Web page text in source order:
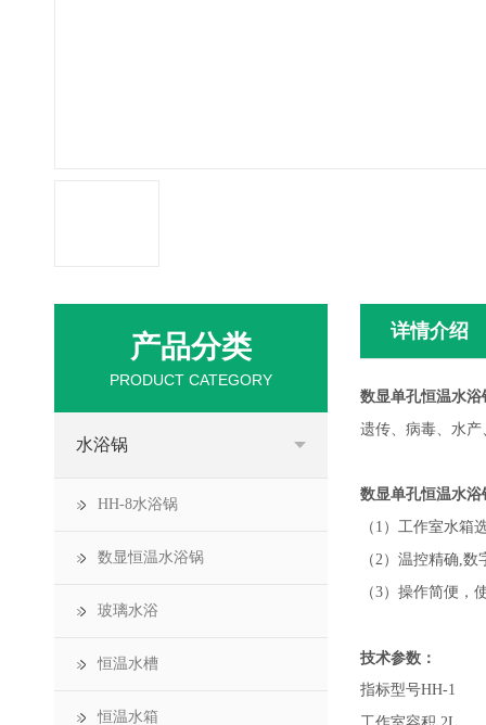
详情介绍
数显单孔恒温水浴
遗传、病毒、水
数显单孔恒温水浴
（1）工作室水箱
（2）温控精确,
（3）操作简便，
技术参数：
指标型号HH-1
产品分类
PRODUCT CATEGORY
水浴锅
HH-8水浴锅
数显恒温水浴锅
玻璃水浴
恒温水槽
恒温水箱